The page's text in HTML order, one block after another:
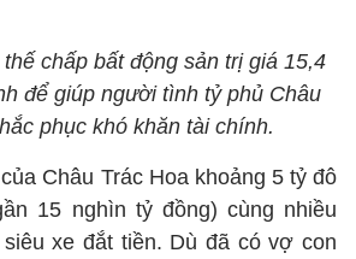
chấp bất động sản trị giá 15,4
để giúp người tình tỷ phủ Châu
phục khó khăn tài chính.
Châu Trác Hoa khoảng 5 tỷ đô
15 nghìn tỷ đồng) cùng nhiều
xe đắt tiền. Dù đã có vợ con